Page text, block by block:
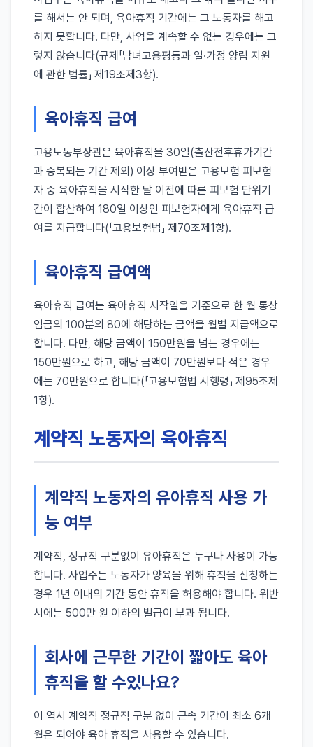
를 해서는 안 되며, 육아휴직 기간에는 그 노동자를 해고
하지 못합니다. 다만, 사업을 계속할 수 없는 경우에는 그
렇지 않습니다(규제「남녀고용평등과 일·가정 양립 지원
에 관한 법률」 제19조제3항).
육아휴직 급여
고용노동부장관은 육아휴직을 30일(출산전후휴가기간
과 중복되는 기간 제외) 이상 부여받은 고용보험 피보험
자 중 육아휴직을 시작한 날 이전에 따른 피보험 단위기
간이 합산하여 180일 이상인 피보험자에게 육아휴직 급
여를 지급합니다(「고용보험법」 제70조제1항).
육아휴직 급여액
육아휴직 급여는 육아휴직 시작일을 기준으로 한 월 통상
임금의 100분의 80에 해당하는 금액을 월별 지급액으로
합니다. 다만, 해당 금액이 150만원을 넘는 경우에는
150만원으로 하고, 해당 금액이 70만원보다 적은 경우
에는 70만원으로 합니다(「고용보험법 시행령」 제95조제
1항).
계약직 노동자의 육아휴직
계약직 노동자의 유아휴직 사용 가
능 여부
계약직, 정규직 구분없이 유아휴직은 누구나 사용이 가능
합니다. 사업주는 노동자가 양육을 위해 휴직을 신청하는
경우 1년 이내의 기간 동안 휴직을 허용해야 합니다. 위반
시에는 500만 원 이하의 벌급이 부과 됩니다.
회사에 근무한 기간이 짧아도 육아
휴직을 할 수있나요?
이 역시 계약직 정규직 구분 없이 근속 기간이 최소 6개
월은 되어야 육아 휴직을 사용할 수 있습니다.